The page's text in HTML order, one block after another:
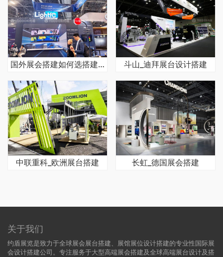
国外展会搭建如何选搭建商 斗山_迪拜展台设计搭建
中联重科_欧洲展台搭建 长虹_德国展会搭建
关于我们
约盾展览是致力于全球展会展台搭建、展馆展位设计搭建的专业性国际展
会设计搭建公司。专注服务于大型高端展会搭建及全球高端展台设计及搭